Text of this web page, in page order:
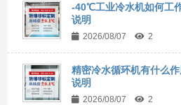
-40℃工业冷水机如何工
说明
2026/08/07 2
精密冷水循环机有什么
说明
2026/08/07 2